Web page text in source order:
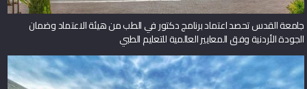
جامعة القدس تحصد اعتماد برنامج دكتور في الطب من هيئة الاعتماد وضمان
الجودة الأردنية وفق المعايير العالمية للتعليم الطبي